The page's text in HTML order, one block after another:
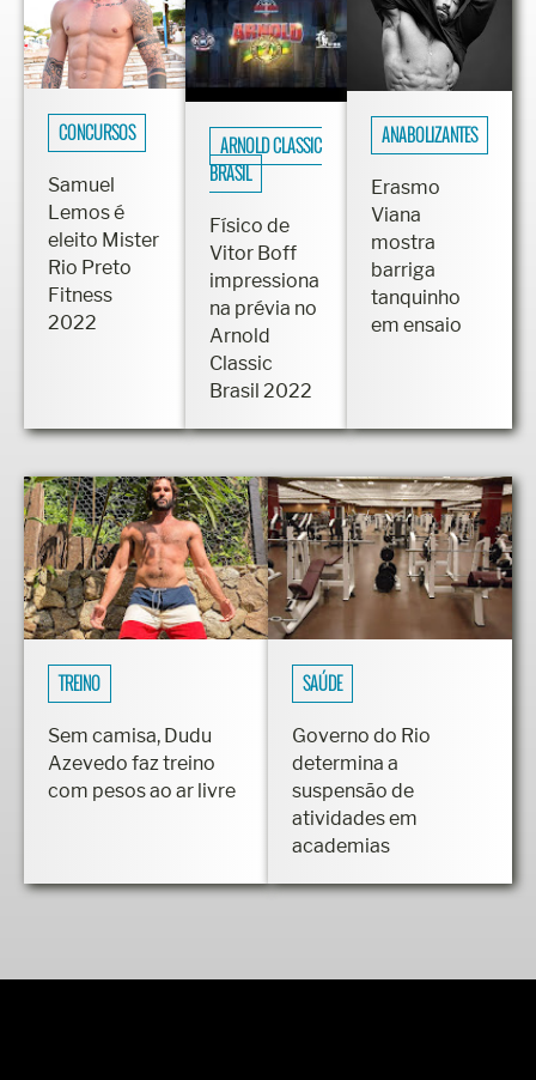
CONCURSOS
Samuel
Lemos é
eleito Mister
Rio Preto
Fitness
2022
ARNOLD CLASSIC
BRASIL
Físico de
Vitor Boff
impressiona
na prévia no
Arnold
Classic
Brasil 2022
ANABOLIZANTES
Erasmo
Viana
mostra
barriga
tanquinho
em ensaio
TREINO
Sem camisa, Dudu
Azevedo faz treino
com pesos ao ar livre
SAÚDE
Governo do Rio
determina a
suspensão de
atividades em
academias